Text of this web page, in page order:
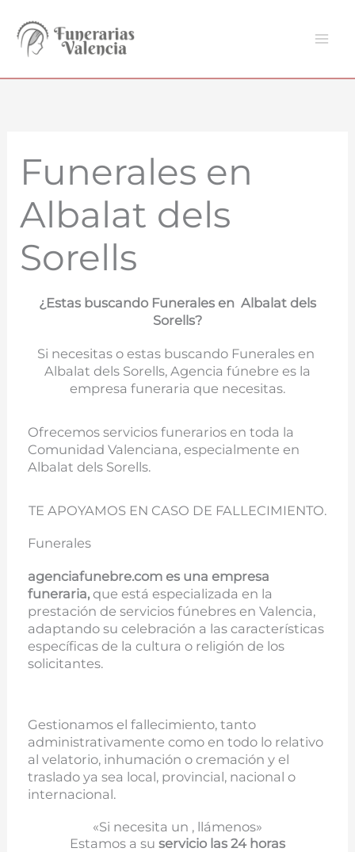
contenido
Funerales en
Albalat dels
Sorells
¿Estas buscando Funerales en Albalat dels
Sorells?
Si necesitas o estas buscando Funerales en
Albalat dels Sorells, Agencia fúnebre es la
empresa funeraria que necesitas.
Ofrecemos servicios funerarios en toda la
Comunidad Valenciana, especialmente en
Albalat dels Sorells.
TE APOYAMOS EN CASO DE FALLECIMIENTO.
Funerales
agenciafunebre.com es una empresa
funeraria, que está especializada en la
prestación de servicios fúnebres en Valencia,
adaptando su celebración a las características
específicas de la cultura o religión de los
solicitantes.
Gestionamos el fallecimiento, tanto
administrativamente como en todo lo relativo
al velatorio, inhumación o cremación y el
traslado ya sea local, provincial, nacional o
internacional.
«Si necesita un , llámenos»
Estamos a su servicio las 24 horas